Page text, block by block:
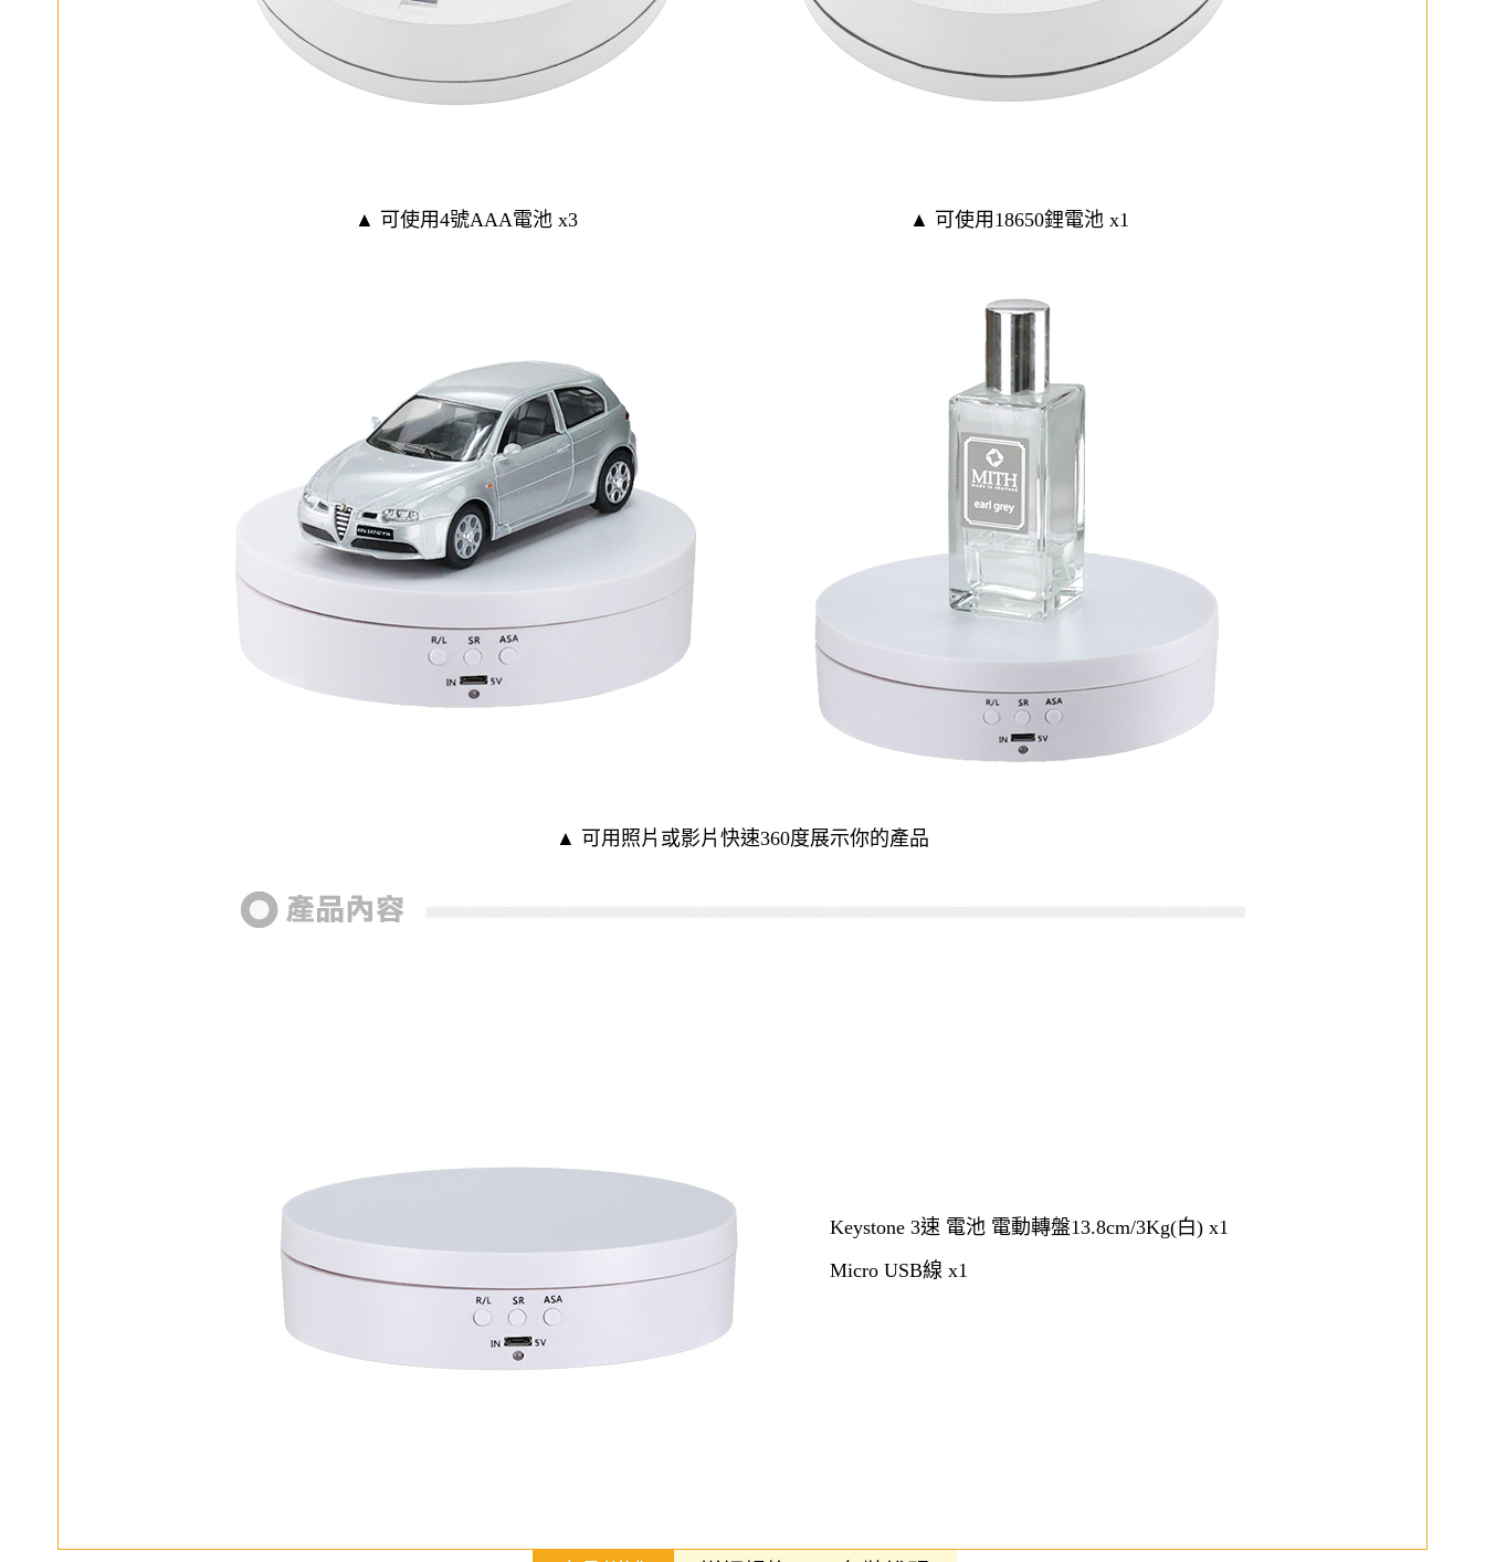
▲ 可使用4號AAA電池 x3 ▲ 可使用18650鋰電池 x1
▲ 可用照片或影片快速360度展示你的產品
Keystone 3速 電池 電動轉盤13.8cm/3Kg(白) x1
Micro USB線 x1